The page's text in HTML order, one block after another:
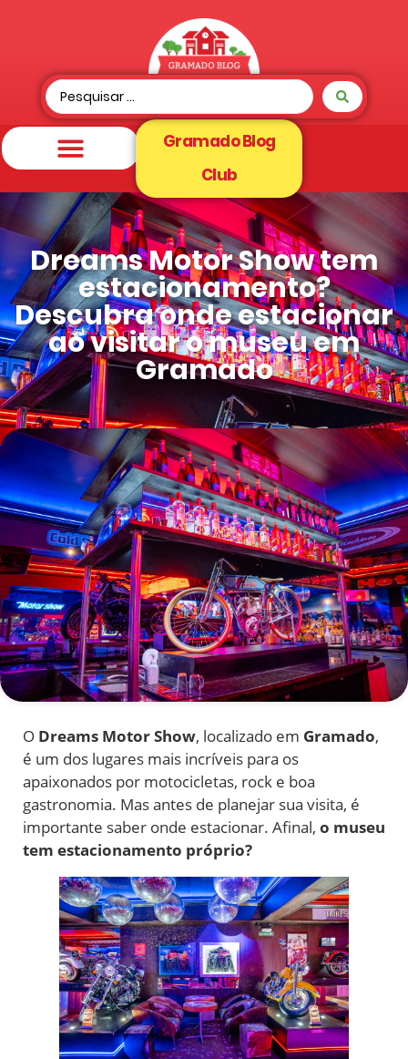
Gramado Blog
Club
Dreams Motor Show tem
estacionamento?
Descubra onde estacionar
ao visitar o museu em
Gramado
O Dreams Motor Show, localizado em Gramado,
é um dos lugares mais incríveis para os
apaixonados por motocicletas, rock e boa
gastronomia. Mas antes de planejar sua visita, é
importante saber onde estacionar. Afinal, o museu
tem estacionamento próprio?